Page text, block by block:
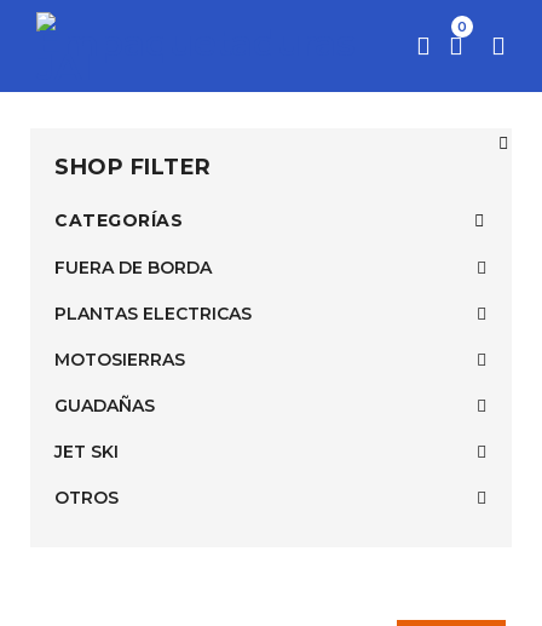
0
SHOP FILTER
CATEGORÍAS
FUERA DE BORDA
PLANTAS ELECTRICAS
MOTOSIERRAS
GUADAÑAS
JET SKI
OTROS